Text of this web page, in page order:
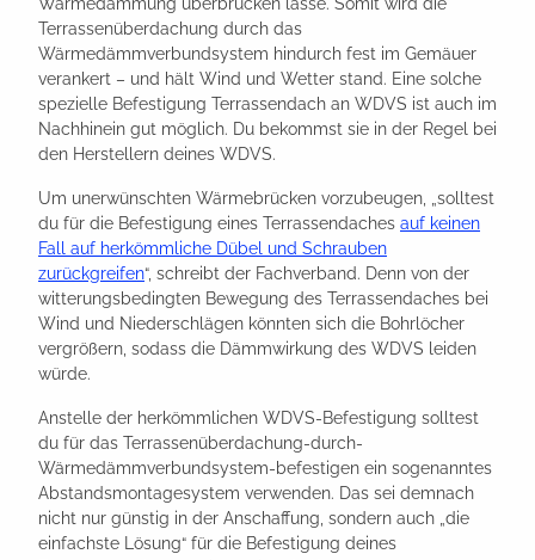
Terrassenüberdachung durch das
Wärmedämmverbundsystem hindurch fest im Gemäuer
verankert – und hält Wind und Wetter stand. Eine solche
spezielle Befestigung Terrassendach an WDVS ist auch im
Nachhinein gut möglich. Du bekommst sie in der Regel bei
den Herstellern deines WDVS.
Um unerwünschten Wärmebrücken vorzubeugen, „solltest
du für die Befestigung eines Terrassendaches auf keinen
Fall auf herkömmliche Dübel und Schrauben
zurückgreifen“, schreibt der Fachverband. Denn von der
witterungsbedingten Bewegung des Terrassendaches bei
Wind und Niederschlägen könnten sich die Bohrlöcher
vergrößern, sodass die Dämmwirkung des WDVS leiden
würde.
Anstelle der herkömmlichen WDVS-Befestigung solltest
du für das Terrassenüberdachung-durch-
Wärmedämmverbundsystem-befestigen ein sogenanntes
Abstandsmontagesystem verwenden. Das sei demnach
nicht nur günstig in der Anschaffung, sondern auch „die
einfachste Lösung“ für die Befestigung deines